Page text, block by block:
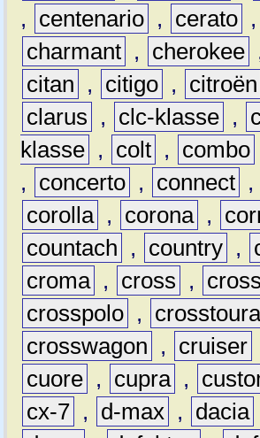
,
centenario , cerato ,
charmant , cherokee
citan
, citigo , citroën
clarus
, clc-klasse ,
klasse , colt , combo
,
concerto , connect ,
corolla , corona ,
countach
, country ,
croma , cross ,
crosspolo ,
crosswagon
, cruiser
cuore , cupra ,
cx-7 , d-max , dacia